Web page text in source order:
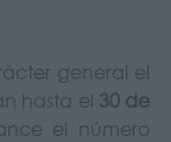
general el
hasta el 30 de
el número